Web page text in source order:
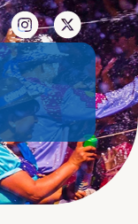
Instagram
X